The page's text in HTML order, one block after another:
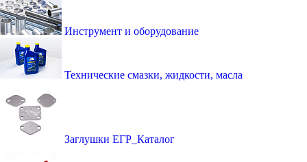
Инструмент и оборудование
Технические смазки, жидкости, масла
Заглушки ЕГР_Каталог